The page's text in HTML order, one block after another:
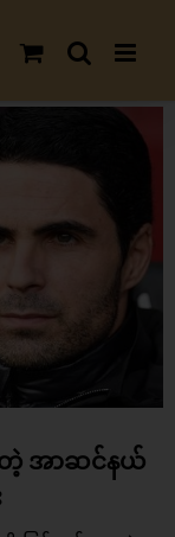
တဲ့ အာဆင်နယ်